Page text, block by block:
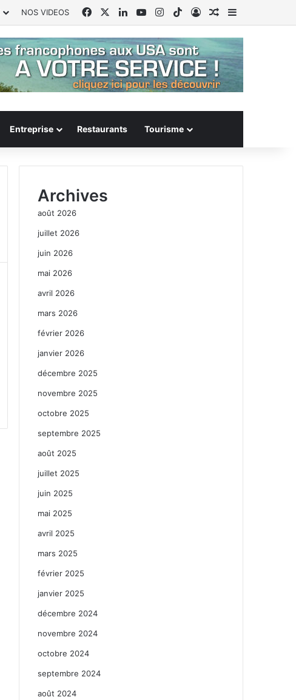
NOS VIDEOS FacebookLinkedinYouTubeInstagram
TikTokConnexion
Article Aléatoire
Sidebar
Entreprise Restaurants Tourisme
Archives
août 2026
juillet 2026
juin 2026
mai 2026
avril 2026
mars 2026
février 2026
janvier 2026
décembre 2025
novembre 2025
octobre 2025
septembre 2025
août 2025
juillet 2025
juin 2025
mai 2025
avril 2025
mars 2025
février 2025
janvier 2025
décembre 2024
novembre 2024
octobre 2024
septembre 2024
août 2024